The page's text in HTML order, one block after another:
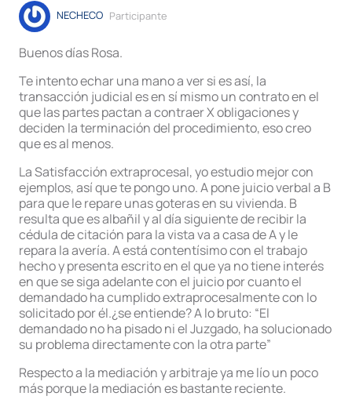
NECHECO Participante
Buenos días Rosa.
Te intento echar una mano a ver si es así, la
transacción judicial es en sí mismo un contrato en el
que las partes pactan a contraer X obligaciones y
deciden la terminación del procedimiento, eso creo
que es al menos.
La Satisfacción extraprocesal, yo estudio mejor con
ejemplos, así que te pongo uno. A pone juicio verbal a B
para que le repare unas goteras en su vivienda. B
resulta que es albañil y al día siguiente de recibir la
cédula de citación para la vista va a casa de A y le
repara la avería. A está contentísimo con el trabajo
hecho y presenta escrito en el que ya no tiene interés
en que se siga adelante con el juicio por cuanto el
demandado ha cumplido extraprocesalmente con lo
solicitado por él.¿se entiende? A lo bruto: “El
demandado no ha pisado ni el Juzgado, ha solucionado
su problema directamente con la otra parte”
Respecto a la mediación y arbitraje ya me lío un poco
más porque la mediación es bastante reciente.